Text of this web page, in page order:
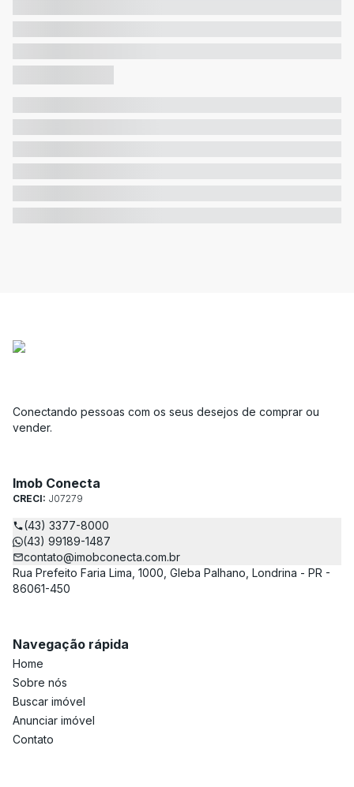
Conectando pessoas com os seus desejos de comprar ou
vender.
Imob Conecta
CRECI: J07279
(43) 3377-8000
(43) 99189-1487
contato@imobconecta.com.br
Rua Prefeito Faria Lima, 1000, Gleba Palhano, Londrina - PR -
86061-450
Navegação rápida
Home
Sobre nós
Buscar imóvel
Anunciar imóvel
Contato